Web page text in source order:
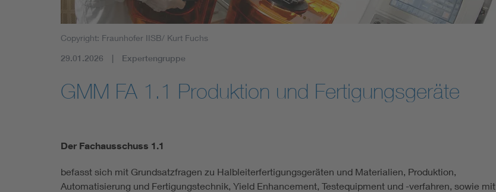
Copyright: Fraunhofer IISB/ Kurt Fuchs
29.01.2026 Expertengruppe
GMM FA 1.1 Produktion und Fertigungsgeräte
Der Fachausschuss 1.1
befasst sich mit Grundsatzfragen zu Halbleiterfertigungsgeräten und Materialien, Produktion,
Automatisierung und Fertigungstechnik, Yield Enhancement, Testequipment und -verfahren, sowie mit